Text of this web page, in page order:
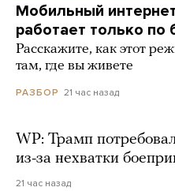
Мобильный
работает только по
Расскажите, как этот
там, где вы живете
РАЗБОР 21 час назад
WP: Трамп
из-за нехватки
21 час назад